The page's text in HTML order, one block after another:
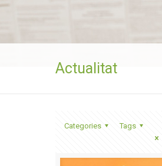
Actualitat
Categories
Tags